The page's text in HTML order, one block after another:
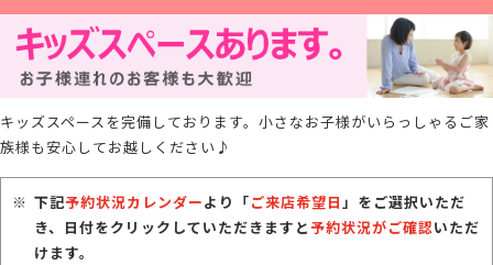
キッズスペースを完備しております。小さなお子様がいらっしゃるご家
族様も安心してお越しください♪
下記予約状況カレンダーより「ご来店希望日」をご選択いただ
き、日付をクリックしていただきますと予約状況がご確認いただ
けます。